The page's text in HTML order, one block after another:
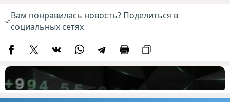
Вам понравилась новость? Поделиться в
социальных сетях